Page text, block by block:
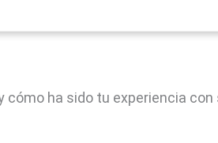
cómo ha sido tu experiencia con